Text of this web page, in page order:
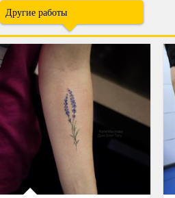
Другие работы